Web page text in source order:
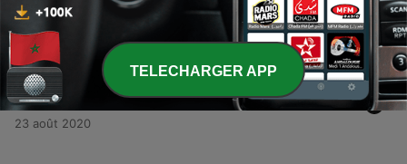
2 - Historias de Terror (Trailer)
23 août 2020
1 - El Hambre de Anabela. - Escritor Sandro Bossio
Suárez
23 août 2020
TELECHARGER APP